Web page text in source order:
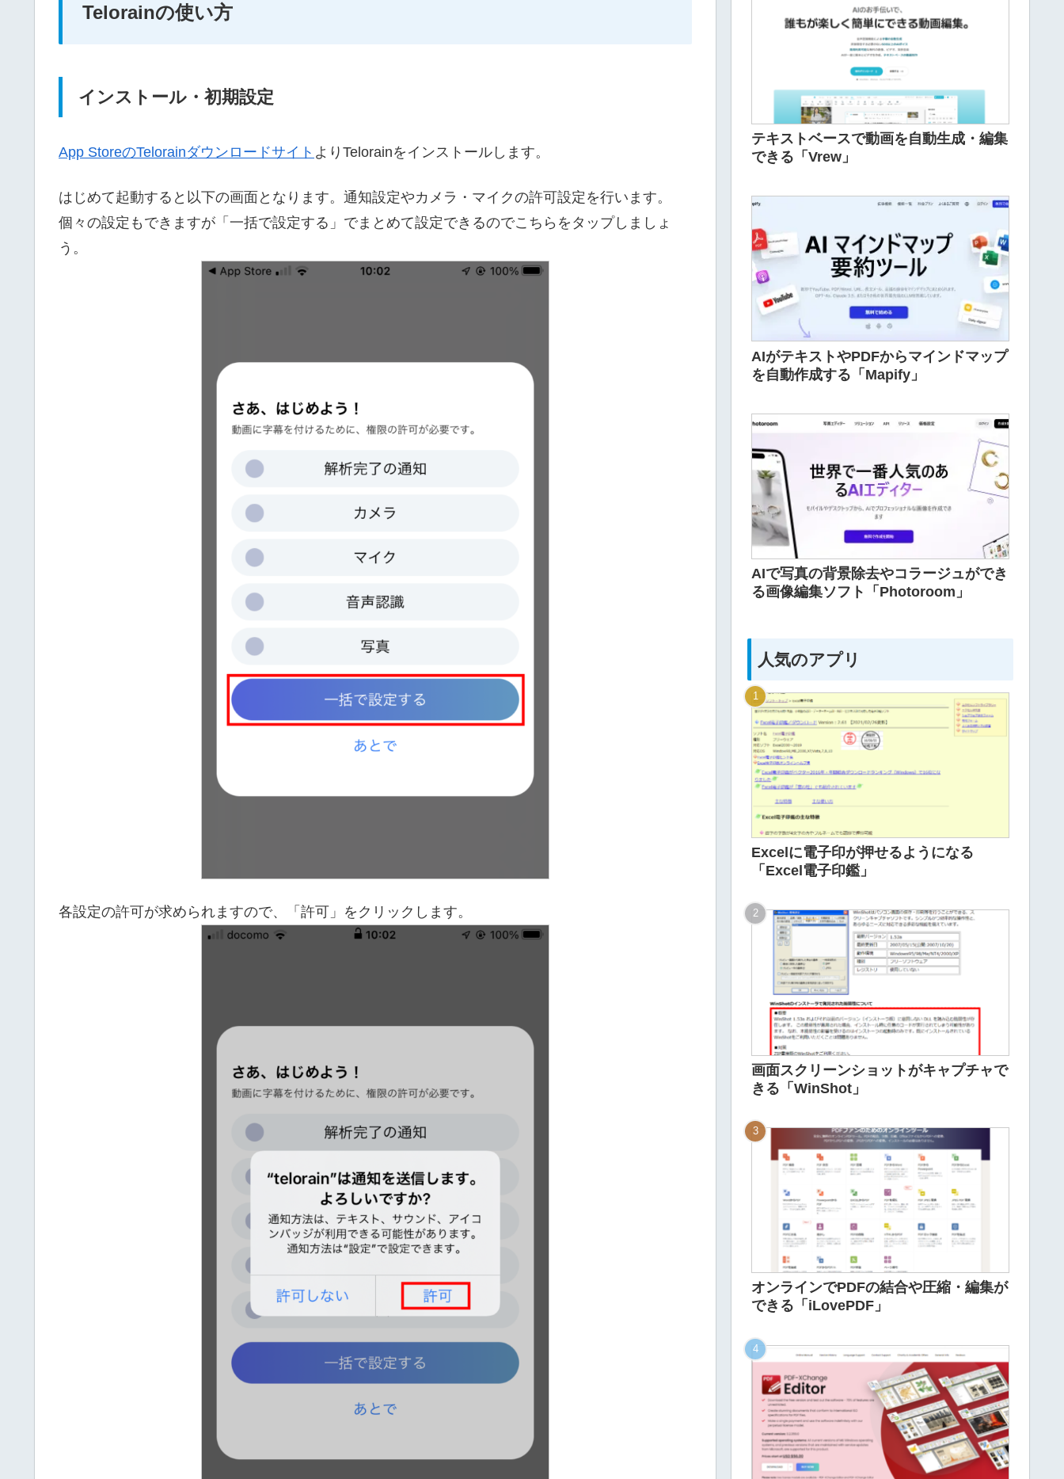
Telorainの使い方
インストール・初期設定
App StoreのTelorainダウンロードサイト よりTelorainをインストールします。
はじめて起動すると以下の画面となります。通知設定やカメラ・マイクの許可設定を行います。
個々の設定もできますが「一括で設定する」でまとめて設定できるのでこちらをタップしましょ
う。
各設定の許可が求められますので、「許可」をクリックします。
テキストベースで動画を自動生成・編集
できる「Vrew」
AIがテキストやPDFからマインドマップ
を自動作成する「Mapify」
AIで写真の背景除去やコラージュができ
る画像編集ソフト「Photoroom」
人気のアプリ
Excelに電子印が押せるようになる
「Excel電子印鑑」
画面スクリーンショットがキャプチャで
きる「WinShot」
オンラインでPDFの結合や圧縮・編集が
できる「iLovePDF」